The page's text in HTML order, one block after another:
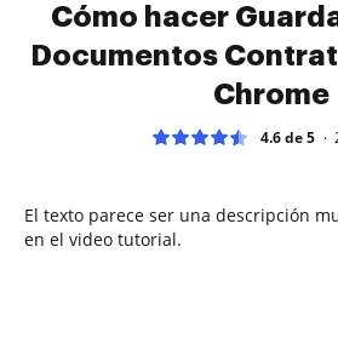
Cómo hacer
Documentos
Chrome
4.6 de 5
El texto parece ser una descripción
en el video tutorial.